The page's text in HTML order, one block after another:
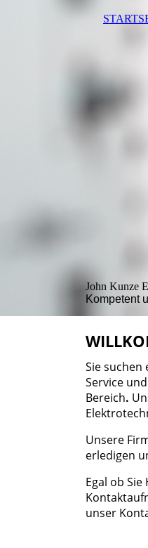
John Kunze
Kompetent
Sie suchen
Service
Bereich.
Unsere
erledigen
Egal ob
unser